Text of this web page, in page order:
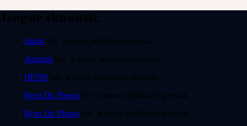
Juanri
Amanda
HENN
Ryno Du Plessis
Ryno Du Plessis